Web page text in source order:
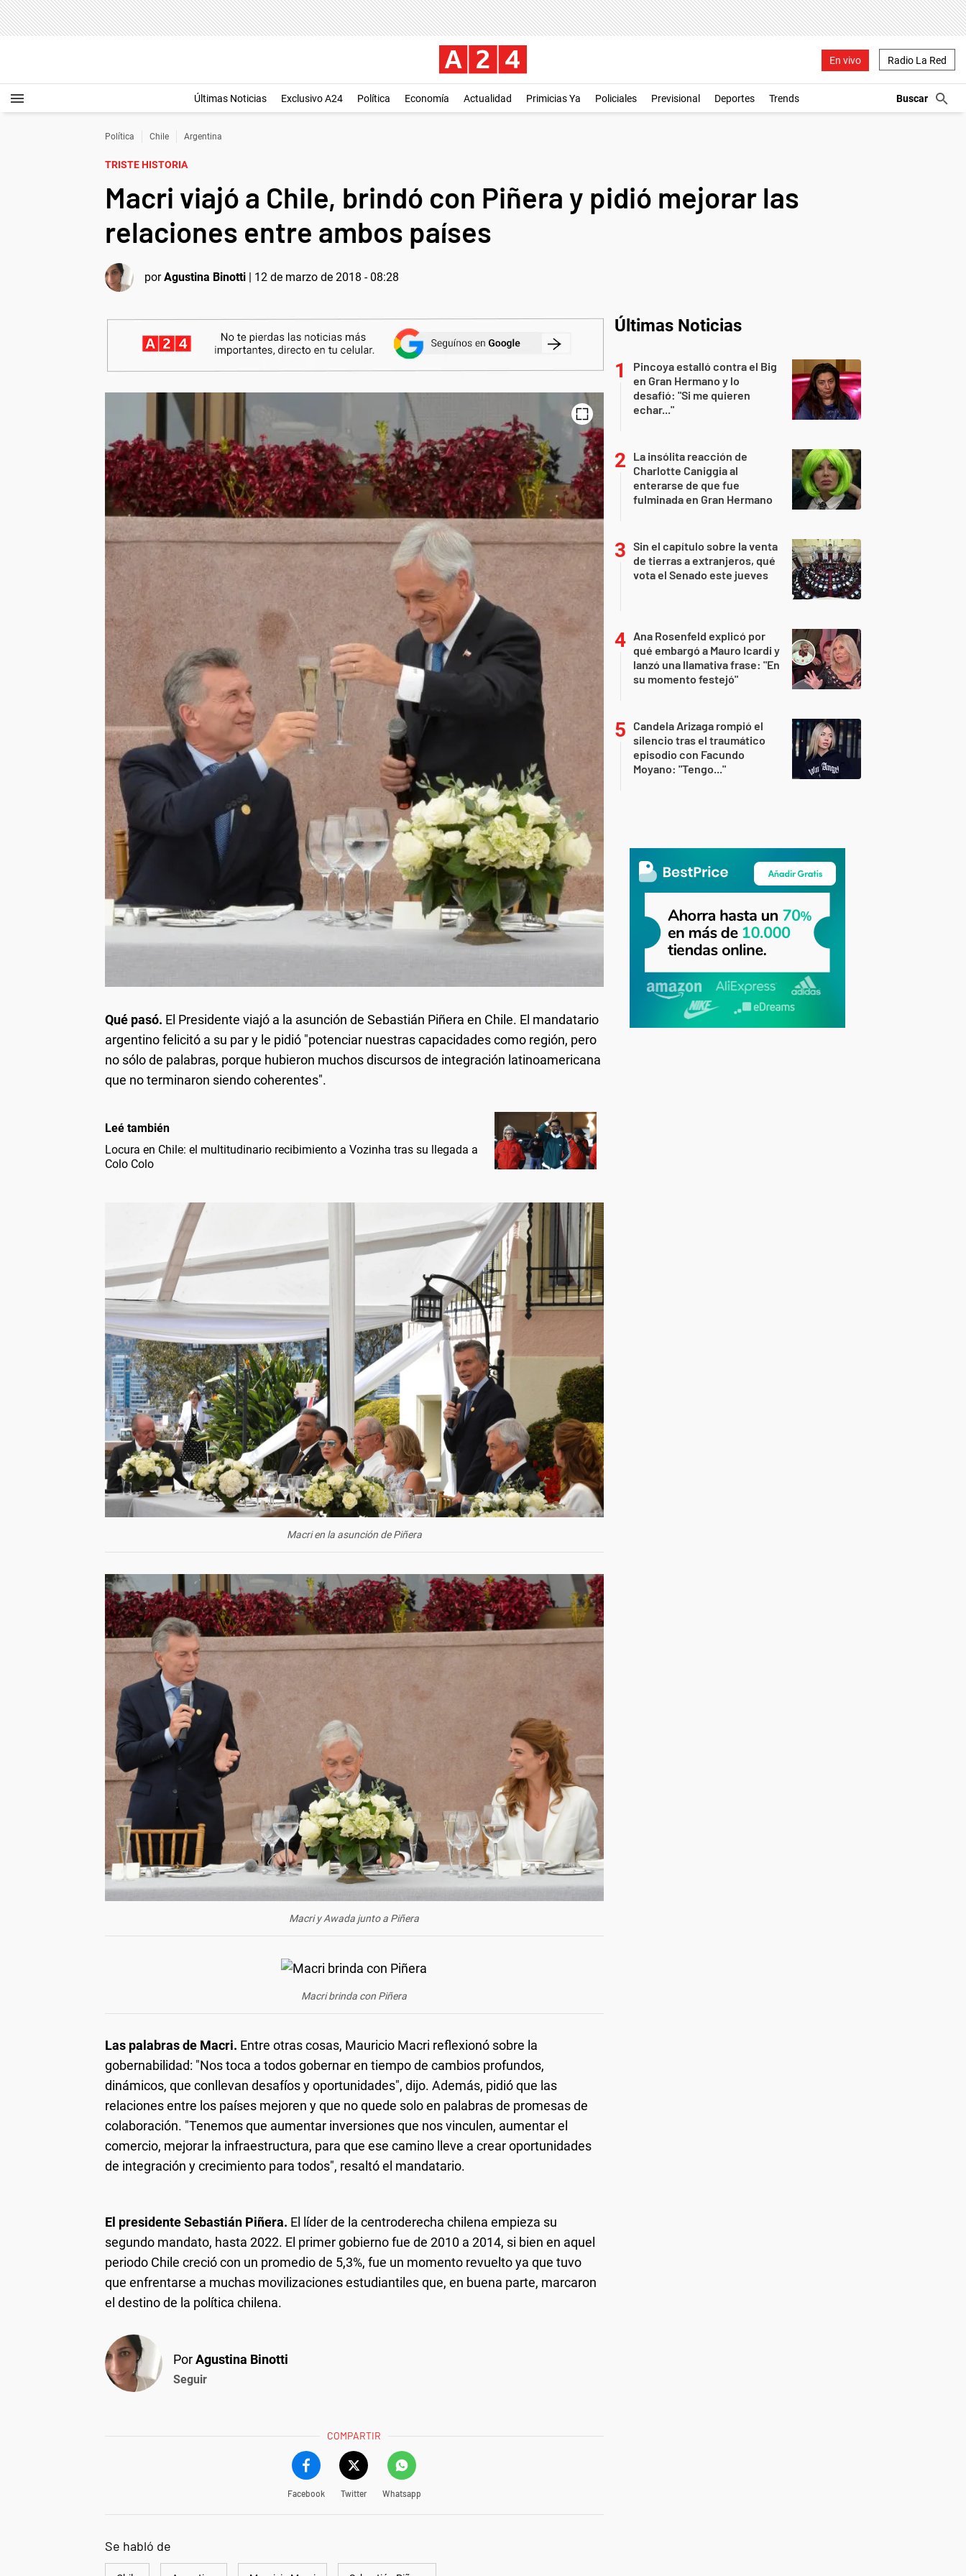
En vivo Radio La Red
Últimas Noticias Exclusivo A24 Política Economía Actualidad Primicias Ya Policiales Previsional Deportes Trends
Política Chile Argentina
TRISTE HISTORIA
Macri viajó a Chile, brindó con Piñera y pidió mejorar las
relaciones entre ambos países
porAgustina Binotti | 12 de marzo de 2018 - 08:28
Qué pasó. El Presidente viajó a la asunción de Sebastián Piñera en Chile. El mandatario
argentino felicitó a su par y le pidió "potenciar nuestras capacidades como región, pero
no sólo de palabras, porque hubieron muchos discursos de integración latinoamericana
que no terminaron siendo coherentes".
Leé también
Locura en Chile: el multitudinario recibimiento a Vozinha tras su llegada a
Colo Colo
Macri en la asunción de Piñera
Macri y Awada junto a Piñera
Macri brinda con Piñera
Las palabras de Macri. Entre otras cosas, Mauricio Macri reflexionó sobre la
gobernabilidad: "Nos toca a todos gobernar en tiempo de cambios profundos,
dinámicos, que conllevan desafíos y oportunidades", dijo. Además, pidió que las
relaciones entre los países mejoren y que no quede solo en palabras de promesas de
colaboración. "Tenemos que aumentar inversiones que nos vinculen, aumentar el
comercio, mejorar la infraestructura, para que ese camino lleve a crear oportunidades
de integración y crecimiento para todos", resaltó el mandatario.
El presidente Sebastián Piñera. El líder de la centroderecha chilena empieza su
segundo mandato, hasta 2022. El primer gobierno fue de 2010 a 2014, si bien en aquel
periodo Chile creció con un promedio de 5,3%, fue un momento revuelto ya que tuvo
que enfrentarse a muchas movilizaciones estudiantiles que, en buena parte, marcaron
el destino de la política chilena.
PorAgustina Binotti
Seguir
COMPARTIR
Facebook Twitter Whatsapp
Se habló de
Últimas Noticias
Pincoya estalló contra el Big
en Gran Hermano y lo
desafió: "Si me quieren
echar..."
La insólita reacción de
Charlotte Caniggia al
enterarse de que fue
fulminada en Gran Hermano
Sin el capítulo sobre la venta
de tierras a extranjeros, qué
vota el Senado este jueves
Ana Rosenfeld explicó por
qué embargó a Mauro Icardi y
lanzó una llamativa frase: "En
su momento festejó"
Candela Arizaga rompió el
silencio tras el traumático
episodio con Facundo
Moyano: "Tengo..."